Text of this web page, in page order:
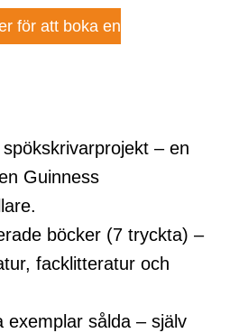
för att boka en
– en
Guinness
böcker (7 tryckta) –
facklitteratur och
exemplar sålda – själv